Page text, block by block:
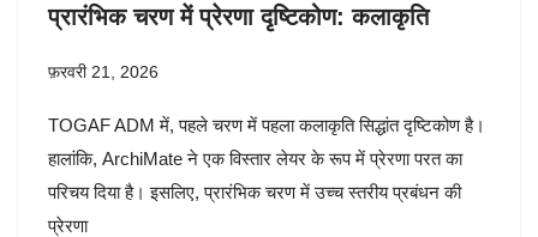
प्रारंभिक चरण में प्रेरणा दृष्टिकोण: कलाकृति
फ़रवरी 21, 2026
TOGAF ADM में, पहले चरण में पहला कलाकृति सिद्धांत दृष्टिकोण है।
हालांकि, ArchiMate ने एक विस्तार लेयर के रूप में प्रेरणा परत का
परिचय दिया है। इसलिए, प्रारंभिक चरण में उच्च स्तरीय प्रबंधन की
प्रेरणा